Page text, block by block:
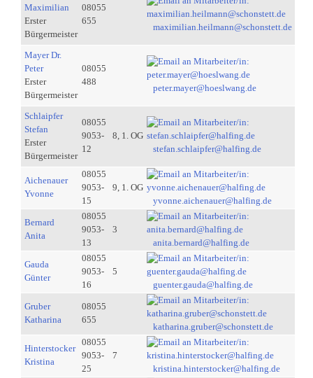
Maximilian
Erster
Bürgermeister
08055
655
maximilian.heilmann@schonstett.de
Mayer Dr.
Peter
Erster
Bürgermeister
08055
488
peter.mayer@hoeslwang.de
Schlaipfer
Stefan
Erster
Bürgermeister
08055
9053-
12
8, 1. OG
stefan.schlaipfer@halfing.de
Aichenauer
Yvonne
08055
9053-
15
9, 1. OG
yvonne.aichenauer@halfing.de
Bernard
Anita
08055
9053-
13
3
anita.bernard@halfing.de
Gauda
Günter
08055
9053-
16
5
guenter.gauda@halfing.de
Gruber
Katharina
08055
655
katharina.gruber@schonstett.de
Hinterstocker
Kristina
08055
9053-
25
7
kristina.hinterstocker@halfing.de